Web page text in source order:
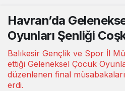
Havran’da
Oyunları Şenliği
Balıkesir Gençlik ve Spor İl
ettiği Geleneksel Çocuk
düzenlenen final
erdi.